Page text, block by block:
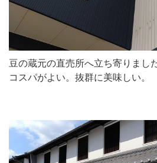
豆の蔵元の直売所へ立ち寄りました
コスパがよい。抜群に美味しい。